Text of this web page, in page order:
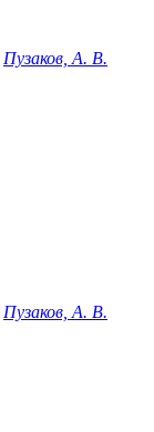
Пузаков, А. В.
Пузаков, А. В.